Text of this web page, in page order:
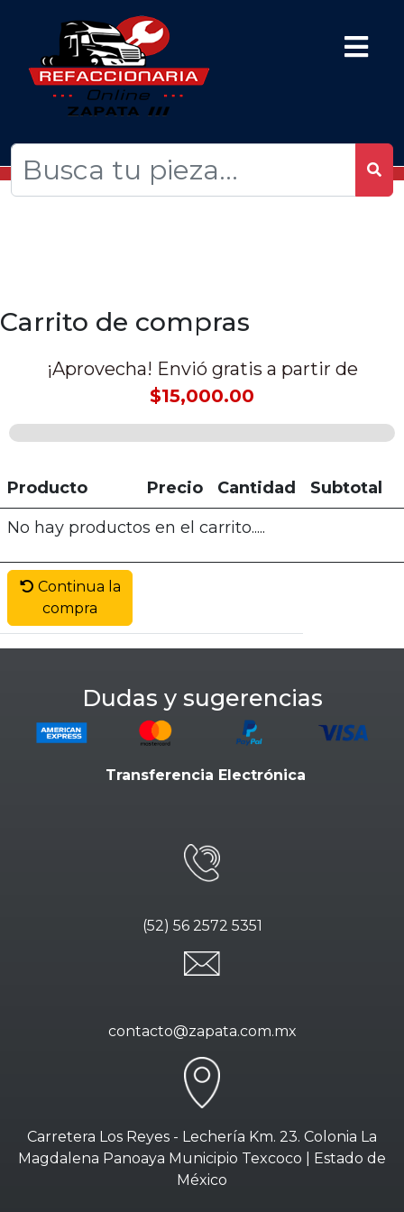
Carrito de compras
¡Aprovecha! Envió gratis a partir de
$15,000.00
Producto Precio Cantidad
Subtotal
No hay productos en el carrito.....
Continua la
compra
Dudas y sugerencias
Transferencia Electrónica
(52) 56 2572 5351
contacto@zapata.com.mx
Carretera Los Reyes - Lechería Km. 23. Colonia La
Magdalena Panoaya Municipio Texcoco | Estado de
México